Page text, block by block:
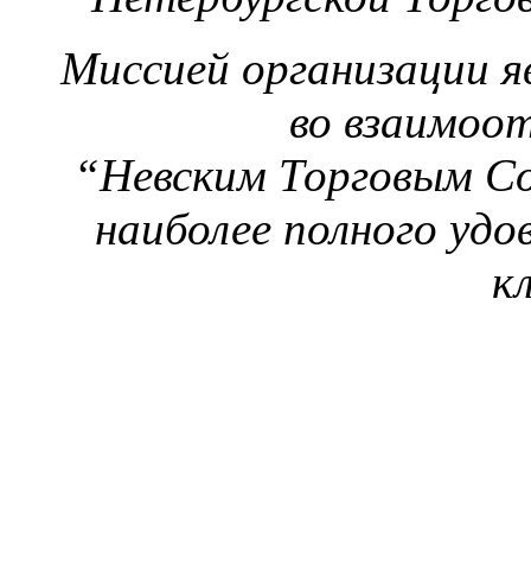
Миссией организации
во
“Невским Торговым
наиболее полного